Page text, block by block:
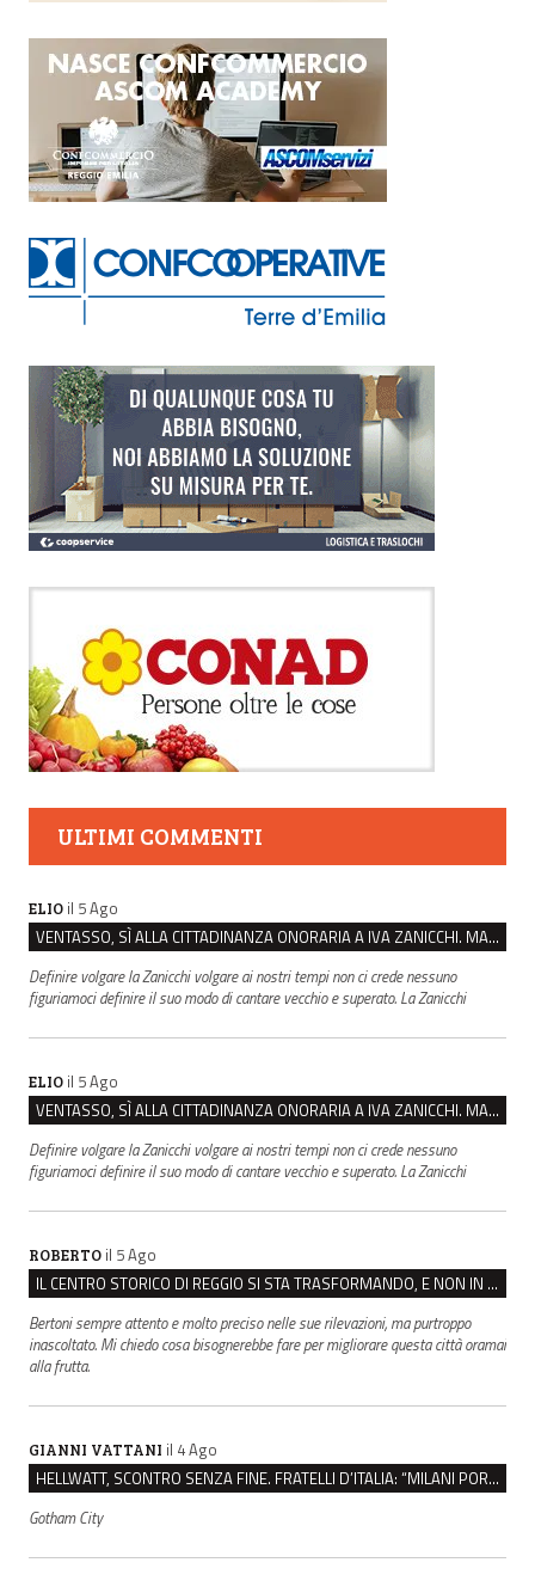
ULTIMI COMMENTI
ELIO il 5 Ago
VENTASSO, SÌ ALLA CITTADINANZA ONORARIA A IVA ZANICCHI. MA BARGIACCHI: “È DI PESSIMO GUSTO”
Definire volgare la Zanicchi volgare ai nostri tempi non ci crede nessuno
figuriamoci definire il suo modo di cantare vecchio e superato. La Zanicchi
ELIO il 5 Ago
VENTASSO, SÌ ALLA CITTADINANZA ONORARIA A IVA ZANICCHI. MA BARGIACCHI: “È DI PESSIMO GUSTO”
Definire volgare la Zanicchi volgare ai nostri tempi non ci crede nessuno
figuriamoci definire il suo modo di cantare vecchio e superato. La Zanicchi
ROBERTO il 5 Ago
IL CENTRO STORICO DI REGGIO SI STA TRASFORMANDO, E NON IN MEGLIO
Bertoni sempre attento e molto preciso nelle sue rilevazioni, ma purtroppo
inascoltato. Mi chiedo cosa bisognerebbe fare per migliorare questa città oramai
alla frutta.
GIANNI VATTANI il 4 Ago
HELLWATT, SCONTRO SENZA FINE. FRATELLI D’ITALIA: “MILANI PORTA DOCUMENTI, DE FRANCO INSULTI”
Gotham City